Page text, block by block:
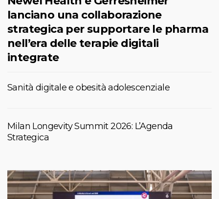
lanciano una collaborazione
strategica per supportare le pharma
nell’era delle terapie digitali
integrate
Sanità digitale e obesità adolescenziale
Milan Longevity Summit 2026: L’Agenda
Strategica